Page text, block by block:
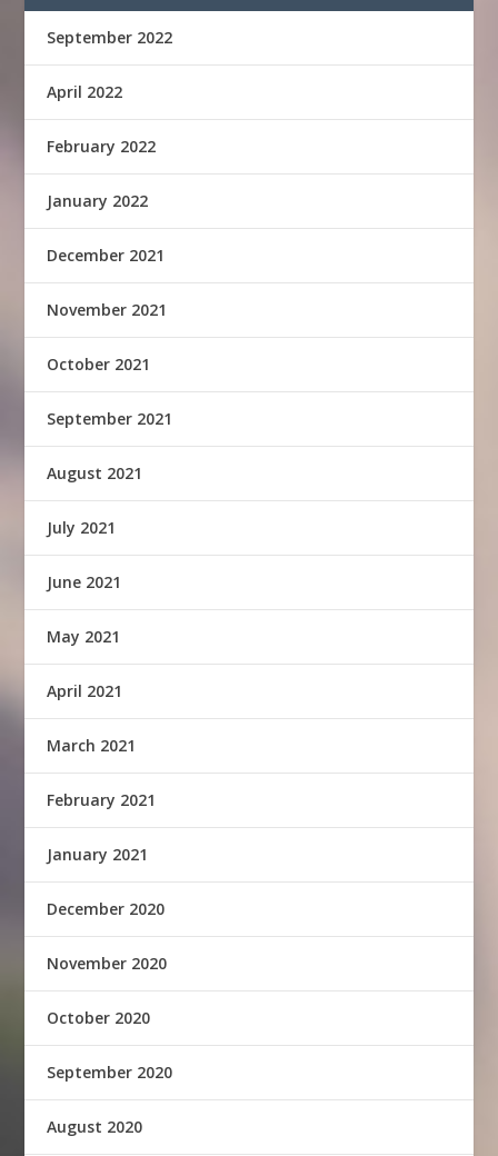
September 2022
April 2022
February 2022
January 2022
December 2021
November 2021
October 2021
September 2021
August 2021
July 2021
June 2021
May 2021
April 2021
March 2021
February 2021
January 2021
December 2020
November 2020
October 2020
September 2020
August 2020